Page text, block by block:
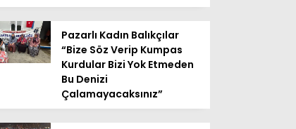
Pazarlı Kadın Balıkçılar
“Bize Söz Verip Kumpas
Kurdular Bizi Yok Etmeden
Bu Denizi
Çalamayacaksınız”